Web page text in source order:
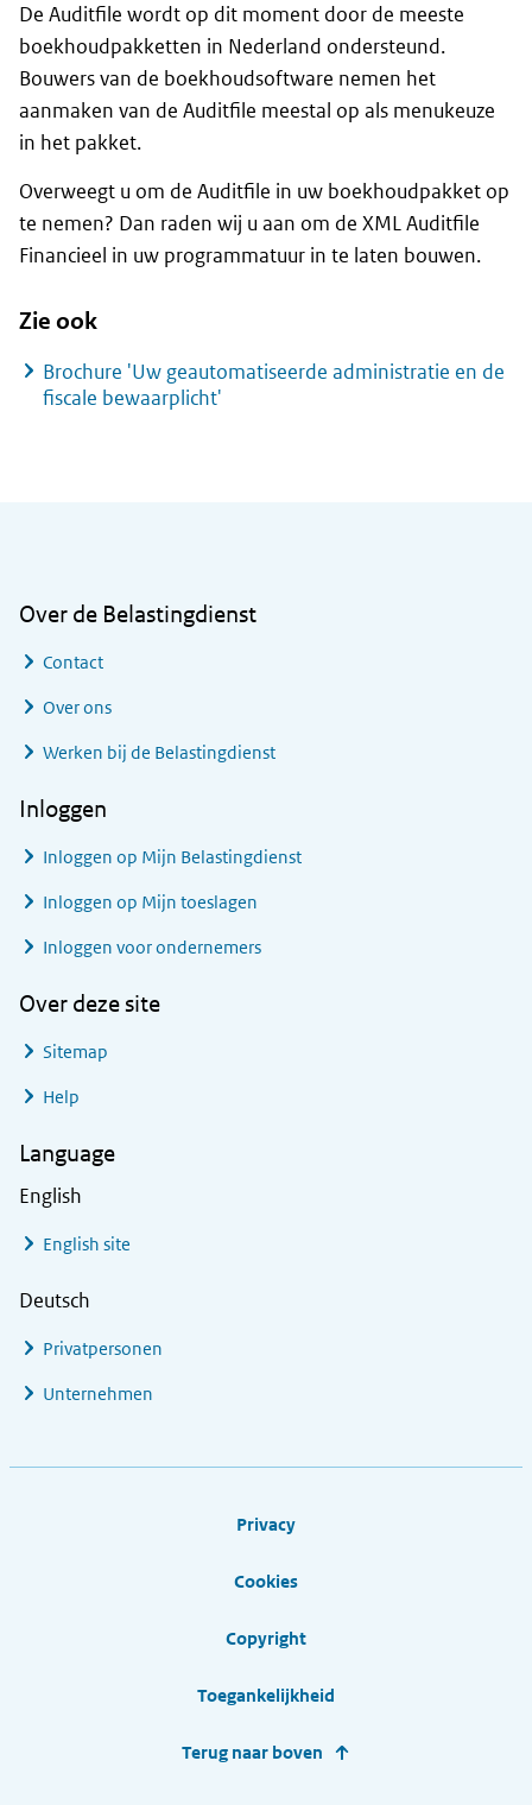
De Auditfile wordt op dit moment door de meeste
boekhoudpakketten in Nederland ondersteund.
Bouwers van de boekhoudsoftware nemen het
aanmaken van de Auditfile meestal op als menukeuze
in het pakket.
Overweegt u om de Auditfile in uw boekhoudpakket op
te nemen? Dan raden wij u aan om de XMLAuditfile
Financieel in uw programmatuur in te laten bouwen.
Zie ook
Brochure 'Uw geautomatiseerde administratie en de
fiscale bewaarplicht'
Over de Belastingdienst
Contact
Over ons
Werken bij de Belastingdienst
Inloggen
Inloggen op Mijn Belastingdienst
Inloggen op Mijn toeslagen
Inloggen voor ondernemers
Over deze site
Sitemap
Help
Language
English
English site
Deutsch
Privatpersonen
Unternehmen
Privacy
Cookies
Copyright
Toegankelijkheid
Terug naar boven